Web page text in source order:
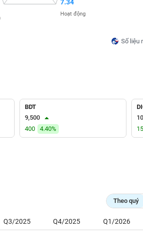
Số liệu
7.34
Hoạt động
BDT
9,500
400
4.40%
Theo quý
Q3/2025 Q4/2025 Q1/2026